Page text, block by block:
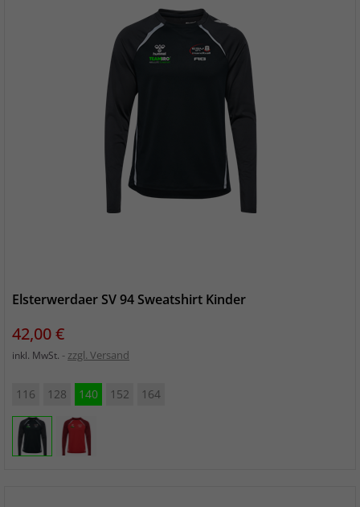
Elsterwerdaer SV 94 Sweatshirt Kinder
Preis
42,00 €
inkl. MwSt. zzgl. Versand
116 128 140 152 164